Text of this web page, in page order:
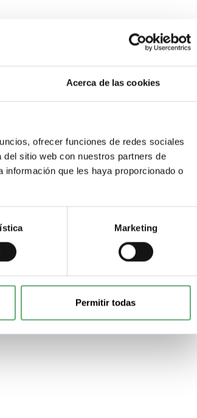
Acerca de las cookies
ofrecer funciones de redes sociales
sitio web con nuestros partners de
que les haya proporcionado o
Marketing
Permitir todas